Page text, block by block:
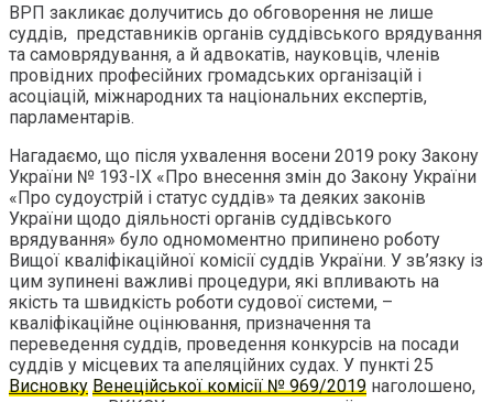
ВРП закликає долучитись до обговорення не лише
суддів, представників органів суддівського врядування
та самоврядування, а й адвокатів, науковців, членів
провідних професійних громадських організацій і
асоціацій, міжнародних та національних експертів,
парламентарів.
Нагадаємо, що після ухвалення восени 2019 року Закону
України № 193-IX «Про внесення змін до Закону України
«Про судоустрій і статус суддів» та деяких законів
України щодо діяльності органів суддівського
врядування» було одномоментно припинено роботу
Вищої кваліфікаційної комісії суддів України. У зв’язку із
цим зупинені важливі процедури, які впливають на
якість та швидкість роботи судової системи, –
кваліфікаційне оцінювання, призначення та
переведення суддів, проведення конкурсів на посади
суддів у місцевих та апеляційних судах. У пункті 25
Висновку Венеційської комісії № 969/2019 наголошено,